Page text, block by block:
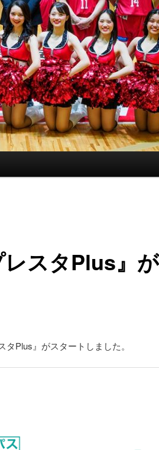
スタPlus』
Plus』がスタートしました。